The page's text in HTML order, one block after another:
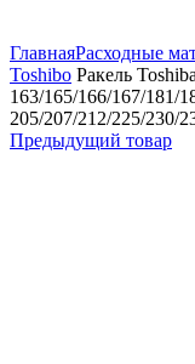
ГлавнаяРасходные
Toshibo Ракель
163/165/166/167/181/
205/207/212/225/230/
Предыдущий товар